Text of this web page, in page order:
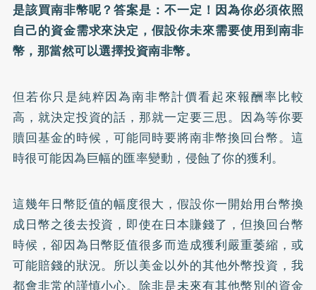
是該買南非幣呢？答案是：不一定！因為你必須依照
自己的資金需求來決定，假設你未來需要使用到南非
幣，那當然可以選擇投資南非幣。
但若你只是純粹因為南非幣計價看起來報酬率比較
高，就決定投資的話，那就一定要三思。因為等你要
贖回基金的時候，可能同時要將南非幣換回台幣。這
時很可能因為巨幅的匯率變動，侵蝕了你的獲利。
這幾年日幣貶值的幅度很大，假設你一開始用台幣換
成日幣之後去投資，即使在日本賺錢了，但換回台幣
時候，卻因為日幣貶值很多而造成獲利嚴重萎縮，或
可能賠錢的狀況。所以美金以外的其他外幣投資，我
都會非常的謹慎小心。除非是未來有其他幣別的資金